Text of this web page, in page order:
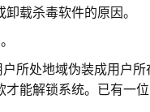
载杀毒软件的原因。
处地域伪装成用户所
能解锁系统。已有一